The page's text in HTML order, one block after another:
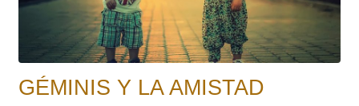
GÉMINIS Y LA AMISTAD